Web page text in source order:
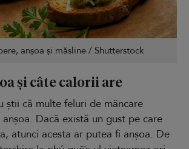
anșoa și măsline / Shutterstock
și câte calorii are
știi că multe feluri de mâncare
Dacă există un gust pe care
atunci acesta ar putea fi anșoa. De